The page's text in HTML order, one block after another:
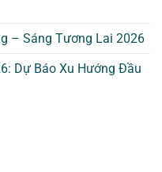
– Sáng Tương Lai 2026
Dự Báo Xu Hướng Đầu